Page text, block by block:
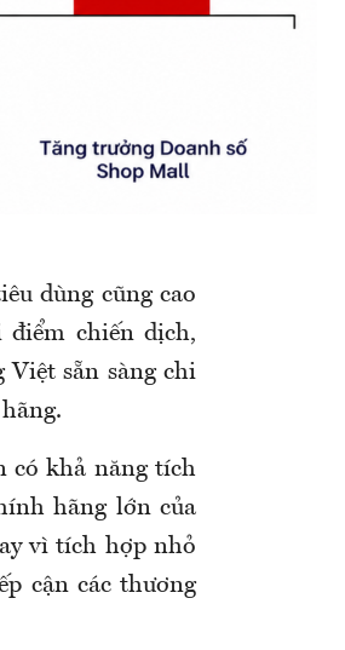
dùng cũng cao
điểm chiến dịch,
sẵn sàng chi
có khả năng tích
hãng lớn của
vì tích hợp nhỏ
cận các thương